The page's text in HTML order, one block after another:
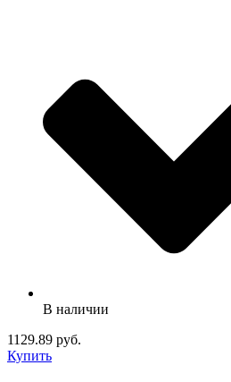
В наличии
1129.89 руб.
Купить